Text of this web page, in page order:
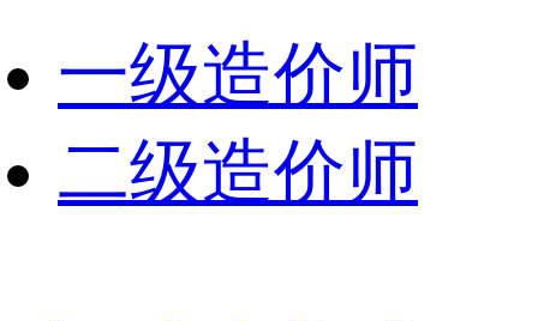
一级造价师
二级造价师